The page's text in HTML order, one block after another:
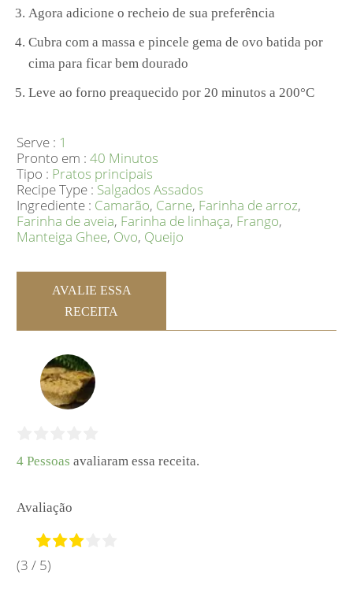
Agora adicione o recheio de sua preferência
Cubra com a massa e pincele gema de ovo batida por
cima para ficar bem dourado
Leve ao forno preaquecido por 20 minutos a 200°C
Serve : 1
Pronto em :40 Minutos
Tipo : Pratos principais
Recipe Type : Salgados Assados
Ingrediente : Camarão, Carne, Farinha de arroz,
Farinha de aveia, Farinha de linhaça, Frango,
Manteiga Ghee, Ovo, Queijo
AVALIE ESSA
RECEITA
4 Pessoas avaliaram essa receita.
Avaliação
(3 / 5)